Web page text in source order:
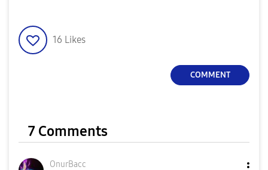
16 Likes
COMMENT
7 Comments
OnurBacc